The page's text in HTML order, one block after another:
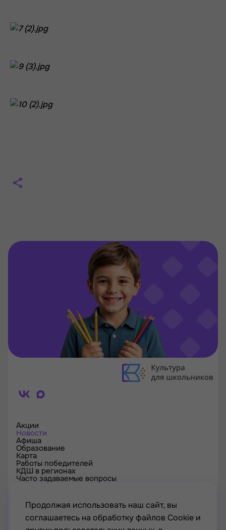
Акции
Новости
Афиша
Образование
Карта
Работы победителей
КДШ в регионах
Часто задаваемые вопросы
Проверка сертификата
Контакты
Продолжая использовать наш сайт, вы
соглашаетесь на обработку файлов Cookie и